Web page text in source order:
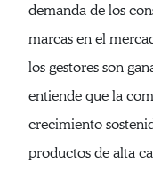
demanda de los
marcas en el
los gestores son
entiende que la
crecimiento
productos de alta